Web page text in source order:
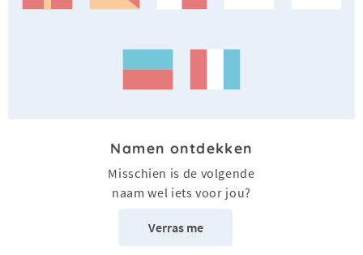
Namen ontdekken
Misschien is de volgende
naam wel iets voor jou?
Verras me